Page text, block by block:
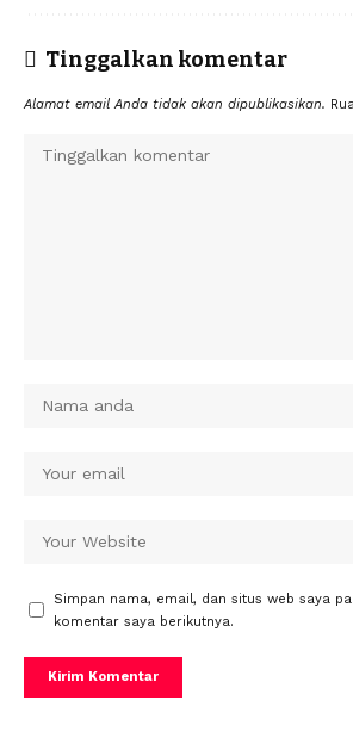
Tinggalkan komentar
Alamat email Anda tidak akan dipublikasikan.
Simpan nama, email, dan situs web saya
komentar saya berikutnya.